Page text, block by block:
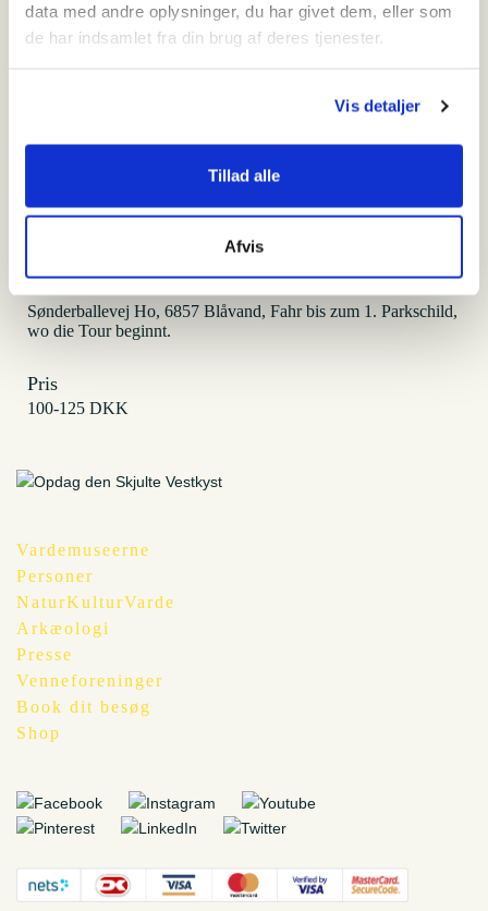
data med andre oplysninger, du har givet dem, eller som
de har indsamlet fra din brug af deres tjenester.
Vis detaljer
Tillad alle
Afvis
Sønderballevej i Ho
Tilmeld
Hvornår
fredag den 22. august 2025 - 09:00-11:00
Sønderballevej Ho, 6857 Blåvand, Fahr bis zum 1. Parkschild,
wo die Tour beginnt.
Pris
100-125 DKK
Vardemuseerne
Personer
NaturKulturVarde
Arkæologi
Presse
Venneforeninger
Book dit besøg
Shop